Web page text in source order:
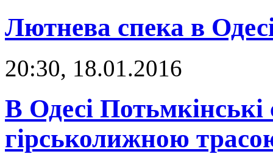
Лютнева спека в
20:30, 18.01.2016
В Одесі Потьмкінські
гірськолижною